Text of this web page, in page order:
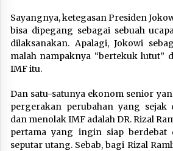
Sayangnya, ketegasan Presiden
bisa dipegang sebagai sebuah
dilaksanakan. Apalagi, Jokowi
malah nampaknya “bertekuk lutut”
IMF itu.
Dan satu-satunya ekonom senior
pergerakan perubahan yang sejak
dan menolak IMF adalah DR. Rizal
pertama yang ingin siap berdebat
seputar utang. Sebab, bagi Rizal